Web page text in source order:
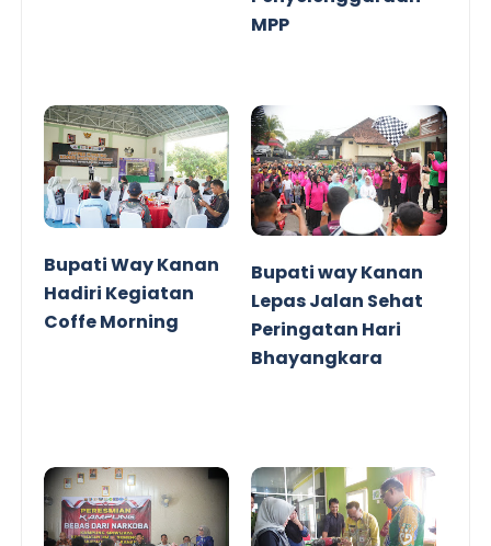
MPP
Bupati Way Kanan
Hadiri Kegiatan
Coffe Morning
Bupati way Kanan
Lepas Jalan Sehat
Peringatan Hari
Bhayangkara